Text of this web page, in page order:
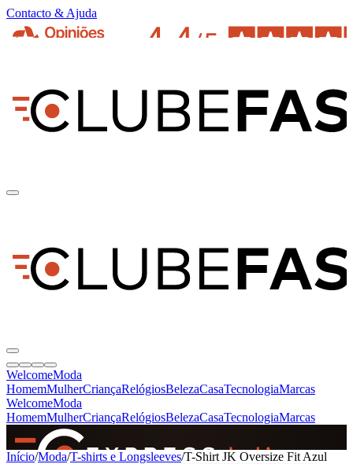
Contacto & Ajuda
WelcomeModa
HomemMulherCriançaRelógiosBelezaCasaTecnologiaMarcas
WelcomeModa
HomemMulherCriançaRelógiosBelezaCasaTecnologiaMarcas
SINCE 2005
Início/Moda/T-shirts e Longsleeves/T-Shirt JK Oversize Fit Azul